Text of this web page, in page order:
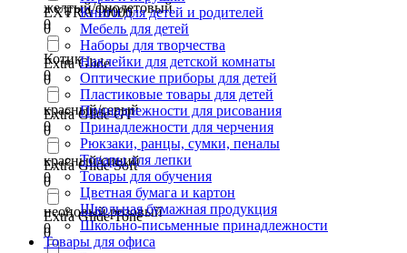
желтый/фиолетовый
0
Котик
0
красный/серый
0
красный/синий
0
неоновый розовый
0
EXTRA 10000
0
Extra Glide
0
Extra Glide GT
0
Extra Glide Soft
0
Extra Glide Tone
0
Книги для детей и родителей
Мебель для детей
Наборы для творчества
Наклейки для детской комнаты
Оптические приборы для детей
Пластиковые товары для детей
Принадлежности для рисования
Принадлежности для черчения
Рюкзаки, ранцы, сумки, пеналы
Товары для лепки
Товары для обучения
Цветная бумага и картон
Школьная бумажная продукция
Школьно-письменные принадлежности
Товары для офиса